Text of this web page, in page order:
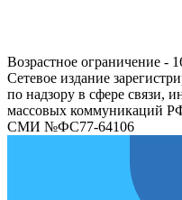
Возрастное ограничение -
Сетевое издание
по надзору в сфере связи,
массовых коммуникаций
СМИ №ФС77-64106